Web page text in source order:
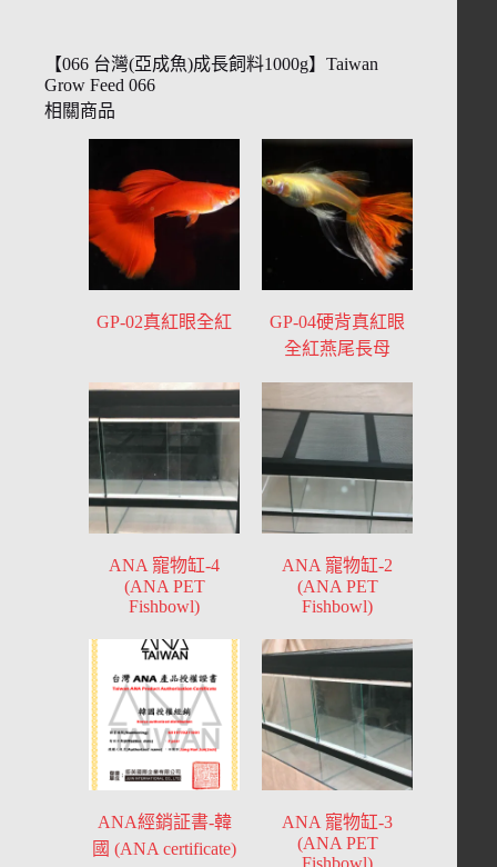
【066 台灣(亞成魚)成長飼料1000g】Taiwan
Grow Feed 066
相關商品
GP-02真紅眼全紅
GP-04硬背真紅眼
全紅燕尾長母
ANA 寵物缸-4
(ANA PET
Fishbowl)
ANA 寵物缸-2
(ANA PET
Fishbowl)
ANA經銷証書-韓
國 (ANA certificate)
ANA 寵物缸-3
(ANA PET